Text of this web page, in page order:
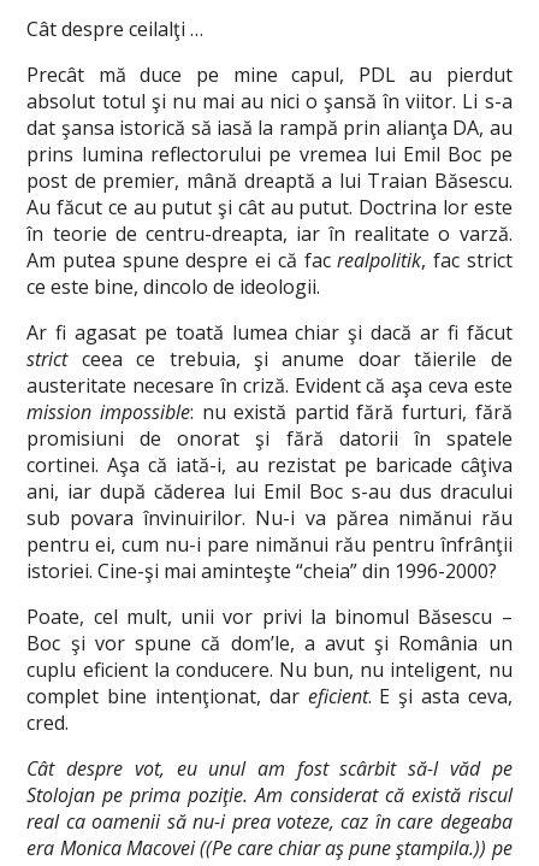
Cât despre ceilalţi …
Precât mă duce pe mine capul, PDL au pierdut
absolut totul şi nu mai au nici o şansă în viitor. Li s-a
dat şansa istorică să iasă la rampă prin alianţa DA, au
prins lumina reflectorului pe vremea lui Emil Boc pe
post de premier, mână dreaptă a lui Traian Băsescu.
Au făcut ce au putut şi cât au putut. Doctrina lor este
în teorie de centru-dreapta, iar în realitate o varză.
Am putea spune despre ei că facrealpolitik, fac strict
ce este bine, dincolo de ideologii.
Ar fi agasat pe toată lumea chiar şi dacă ar fi făcut
strictceea ce trebuia, şi anume doar tăierile de
austeritate necesare în criză. Evident că aşa ceva este
mission impossible: nu există partid fără furturi, fără
promisiuni de onorat şi fără datorii în spatele
cortinei. Aşa că iată-i, au rezistat pe baricade câţiva
ani, iar după căderea lui Emil Boc s-au dus dracului
sub povara învinuirilor. Nu-i va părea nimănui rău
pentru ei, cum nu-i pare nimănui rău pentru înfrânţii
istoriei. Cine-şi mai aminteşte “cheia” din 1996-2000?
Poate, cel mult, unii vor privi la binomul Băsescu –
Boc şi vor spune că dom’le, a avut şi România un
cuplu eficient la conducere. Nu bun, nu inteligent, nu
complet bine intenţionat, dar eficient. E şi asta ceva,
cred.
Cât despre vot, eu unul am fost scârbit să-l văd pe
Stolojan pe prima poziţie. Am considerat că există riscul
real ca oamenii să nu-i prea voteze, caz în care degeaba
era Monica Macovei ((Pe care chiar aş pune ştampila.)) pe